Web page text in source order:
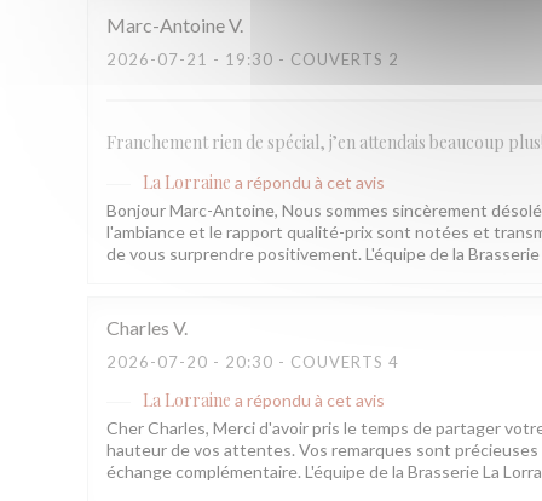
Marc-AntoineV
2026-07-21 - 19:30 - COUVERTS 2
Franchement rien de spécial, j’en attendais beaucoup plus!
La Lorraine a répondu à cet avis
Bonjour Marc-Antoine, Nous sommes sincèrement
l'ambiance et le rapport qualité-prix sont notées et
de vous surprendre positivement. L'équipe de la Brasserie
Charles V
2026-07-20 - 20:30 - COUVERTS 4
La Lorraine a répondu à cet avis
Cher Charles, Merci d'avoir pris le temps de partager
hauteur de vos attentes. Vos remarques sont
échange complémentaire. L'équipe de la Brasserie La